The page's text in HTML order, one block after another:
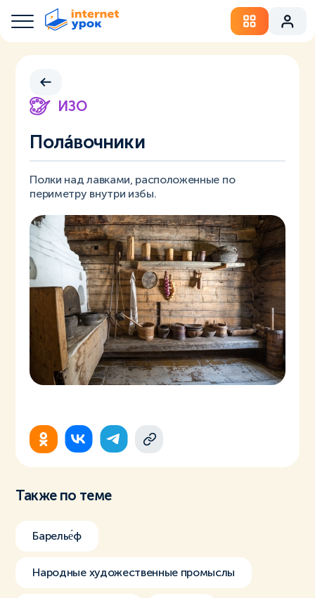
ИЗО
Полáвочники
Полки над лавками, расположенные по
периметру внутри избы.
Также по теме
Барелье́ф
Народные художественные промыслы